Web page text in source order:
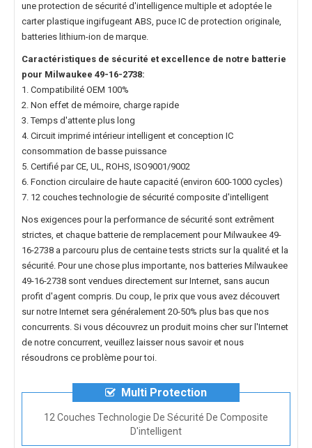
une protection de sécurité d'intelligence multiple et adoptée le
carter plastique ingifugeant ABS, puce IC de protection originale,
batteries lithium-ion de marque.
Caractéristiques de sécurité et excellence de notre batterie
pour Milwaukee 49-16-2738:
1. Compatibilité OEM 100%
2. Non effet de mémoire, charge rapide
3. Temps d'attente plus long
4. Circuit imprimé intérieur intelligent et conception IC
consommation de basse puissance
5. Certifié par CE, UL, ROHS, ISO9001/9002
6. Fonction circulaire de haute capacité (environ 600-1000 cycles)
7. 12 couches technologie de sécurité composite d'intelligent
Nos exigences pour la performance de sécurité sont extrêment
strictes, et chaque batterie de remplacement pour Milwaukee 49-
16-2738 a parcouru plus de centaine tests stricts sur la qualité et la
sécurité. Pour une chose plus importante, nos batteries Milwaukee
49-16-2738 sont vendues directement sur Internet, sans aucun
profit d'agent compris. Du coup, le prix que vous avez découvert
sur notre Internet sera généralement 20-50% plus bas que nos
concurrents. Si vous découvrez un produit moins cher sur l'Internet
de notre concurrent, veuillez laisser nous savoir et nous
résoudrons ce problème pour toi.
Multi Protection
12 Couches Technologie De Sécurité De Composite
D'intelligent